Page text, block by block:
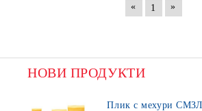
«
1 »
НОВИ ПРОДУКТИ